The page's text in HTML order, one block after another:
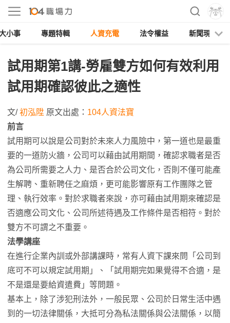
小事 專題特輯 人資充電 法令權益 新聞現場
試用期第1講-勞雇雙方如何有效利用
試用期確認彼此之適性
文/初泓陞 原文出處： 104人資法寶
前言
試用期可以說是公司對於未來人力風險中，第一道也是最重
要的一道防火牆，公司可以藉由試用期間，確認求職者是否
為公司所需要之人力、是否合於公司文化，否則不僅可能產
生解聘、重新聘任之麻煩，更可能影響原有工作團隊之管
理、執行效率。對於求職者來說，亦可藉由試用期來確認是
否適應公司文化、公司所述待遇及工作條件是否相符。對於
雙方不可謂之不重要。
法學講座
在進行企業內訓或外部講課時，常有人資下課來問「公司到
底可不可以規定試用期」、「試用期完如果覺得不合適，是
不是還是要給資遣費」等問題。
基本上，除了涉犯刑法外，一般民眾、公司於日常生活中遇
到的一切法律關係，大抵可分為私法關係與公法關係，以簡